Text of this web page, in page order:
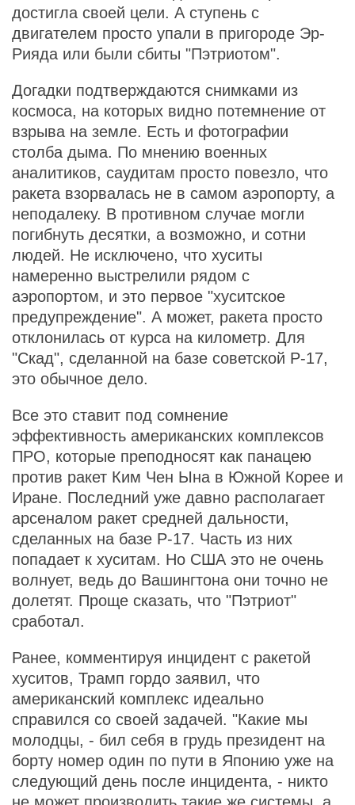
достигла своей цели. А ступень с
двигателем просто упали в пригороде Эр-
Рияда или были сбиты "Пэтриотом".
Догадки подтверждаются снимками из
космоса, на которых видно потемнение от
взрыва на земле. Есть и фотографии
столба дыма. По мнению военных
аналитиков, саудитам просто повезло, что
ракета взорвалась не в самом аэропорту, а
неподалеку. В противном случае могли
погибнуть десятки, а возможно, и сотни
людей. Не исключено, что хуситы
намеренно выстрелили рядом с
аэропортом, и это первое "хуситское
предупреждение". А может, ракета просто
отклонилась от курса на километр. Для
"Скад", сделанной на базе советской Р-17,
это обычное дело.
Все это ставит под сомнение
эффективность американских комплексов
ПРО, которые преподносят как панацею
против ракет Ким Чен Ына в Южной Корее и
Иране. Последний уже давно располагает
арсеналом ракет средней дальности,
сделанных на базе Р-17. Часть из них
попадает к хуситам. Но США это не очень
волнует, ведь до Вашингтона они точно не
долетят. Проще сказать, что "Пэтриот"
сработал.
Ранее, комментируя инцидент с ракетой
хуситов, Трамп гордо заявил, что
американский комплекс идеально
справился со своей задачей. "Какие мы
молодцы, - бил себя в грудь президент на
борту номер один по пути в Японию уже на
следующий день после инцидента, - никто